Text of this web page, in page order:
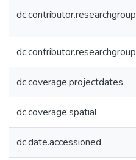
dc.contributor.researchgroup
dc.contributor.researchgroup
dc.coverage.projectdates
dc.coverage.spatial
dc.date.accessioned